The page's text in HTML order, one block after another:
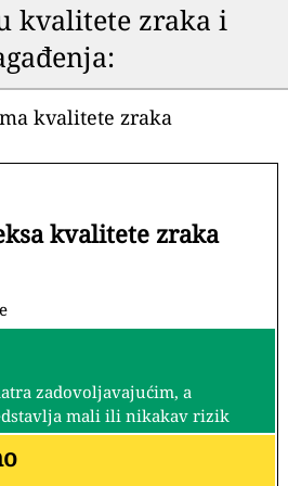
kvalitete zraka i
kvalitete zraka
kvalitete zraka
zadovoljavajućim, a
mali ili nikakav rizik